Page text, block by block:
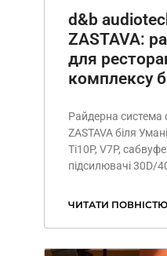
d&b
ZASTAVA:
для
комплексу
Райдерна система
ZASTAVA біля
Ti10P, V7P,
підсилювачі 30D/
ЧИТАТИ ПОВНІСТЮ